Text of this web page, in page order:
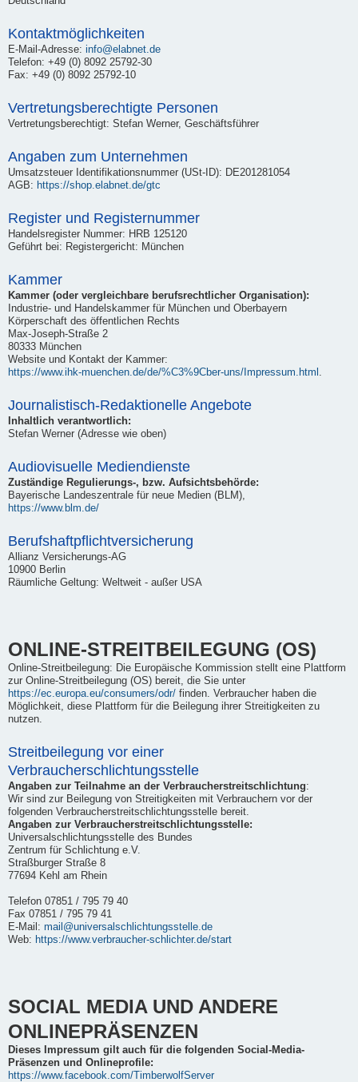
Kontaktmöglichkeiten
E-Mail-Adresse: info@elabnet.de
Telefon: +49 (0) 8092 25792-30
Fax: +49 (0) 8092 25792-10
Vertretungsberechtigte Personen
Vertretungsberechtigt: Stefan Werner, Geschäftsführer
Angaben zum Unternehmen
Umsatzsteuer Identifikationsnummer (USt-ID): DE201281054
AGB: https://shop.elabnet.de/gtc
Register und Registernummer
Handelsregister Nummer: HRB 125120
Geführt bei: Registergericht: München
Kammer
Kammer (oder vergleichbare berufsrechtlicher Organisation):
Industrie- und Handelskammer für München und Oberbayern
Körperschaft des öffentlichen Rechts
Max-Joseph-Straße 2
80333 München
Website und Kontakt der Kammer:
https://www.ihk-muenchen.de/de/%C3%9Cber-uns/Impressum.html .
Journalistisch-Redaktionelle Angebote
Inhaltlich verantwortlich:
Stefan Werner (Adresse wie oben)
Audiovisuelle Mediendienste
Zuständige Regulierungs-, bzw. Aufsichtsbehörde:
Bayerische Landeszentrale für neue Medien (BLM),
https://www.blm.de/
Berufshaftpflichtversicherung
Allianz Versicherungs-AG
10900 Berlin
Räumliche Geltung: Weltweit - außer USA
ONLINE-STREITBEILEGUNG (OS)
Online-Streitbeilegung: Die Europäische Kommission stellt eine Plattform
zur Online-Streitbeilegung (OS) bereit, die Sie unter
https://ec.europa.eu/consumers/odr/ finden. Verbraucher haben die
Möglichkeit, diese Plattform für die Beilegung ihrer Streitigkeiten zu
nutzen.
Streitbeilegung vor einer
Verbraucherschlichtungsstelle
Angaben zur Teilnahme an der Verbraucherstreitschlichtung:
Wir sind zur Beilegung von Streitigkeiten mit Verbrauchern vor der
folgenden Verbraucherstreitschlichtungsstelle bereit.
Angaben zur Verbraucherstreitschlichtungsstelle:
Universalschlichtungsstelle des Bundes
Zentrum für Schlichtung e.V.
Straßburger Straße 8
77694 Kehl am Rhein
Telefon 07851 / 795 79 40
Fax 07851 / 795 79 41
E-Mail: mail@universalschlichtungsstelle.de
Web: https://www.verbraucher-schlichter.de/start
SOCIAL MEDIA UND ANDERE
ONLINEPRÄSENZEN
Dieses Impressum gilt auch für die folgenden Social-Media-
Präsenzen und Onlineprofile:
https://www.facebook.com/TimberwolfServer